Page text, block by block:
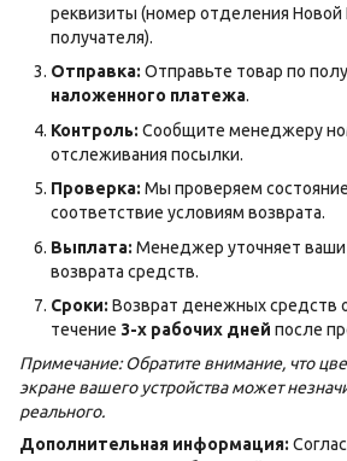
реквизиты (номер отделения Новой
получателя).
Отправка: Отправьте товар по
наложенного платежа.
Контроль: Сообщите менеджеру
отслеживания посылки.
Проверка: Мы проверяем
соответствие условиям возврата.
Выплата: Менеджер уточняет
возврата средств.
Сроки: Возврат денежных средств
течение 3-х рабочих дней после
Примечание: Обратите внимание, что
экране вашего устройства может
реального.
Дополнительная информация: